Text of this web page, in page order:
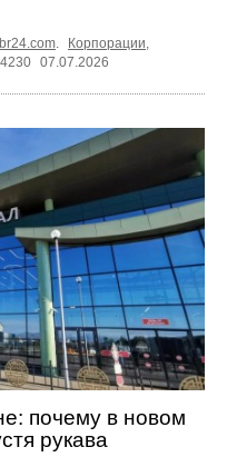
Корпорации
4230 07.07.2026
почему в новом
рукава